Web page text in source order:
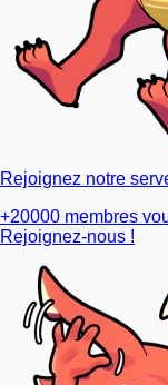
Rejoignez notre
+20000 membres
Rejoignez-nous !